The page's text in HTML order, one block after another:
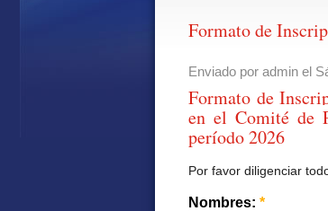
Formato de
Enviado por admin el
Formato de
en el Comité de
período 2026
Por favor diligenciar
Nombres: *